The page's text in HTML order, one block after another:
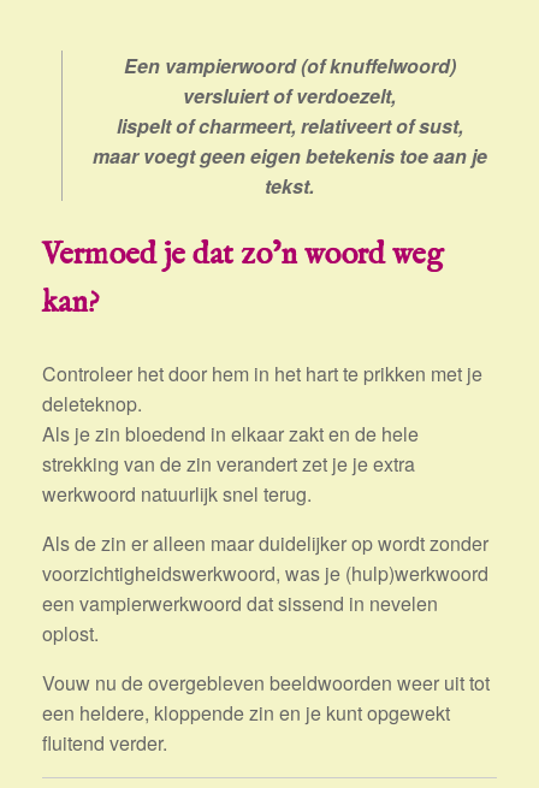
Een vampierwoord (of knuffelwoord)
versluiert of verdoezelt,
lispelt of charmeert, relativeert of sust,
maar voegt geen eigen betekenis toe aan je
tekst.
Vermoed je dat zo’n woord weg
kan?
Controleer het door hem in het hart te prikken met je
deleteknop.
Als je zin bloedend in elkaar zakt en de hele
strekking van de zin verandert zet je je extra
werkwoord natuurlijk snel terug.
Als de zin er alleen maar duidelijker op wordt zonder
voorzichtigheidswerkwoord, was je (hulp)werkwoord
een vampierwerkwoord dat sissend in nevelen
oplost.
Vouw nu de overgebleven beeldwoorden weer uit tot
een heldere, kloppende zin en je kunt opgewekt
fluitend verder.